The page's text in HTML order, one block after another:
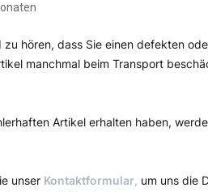
zu hören, dass Sie einen defekten
manchmal beim Transport
Artikel erhalten haben,
unser Kontaktformular, um uns die